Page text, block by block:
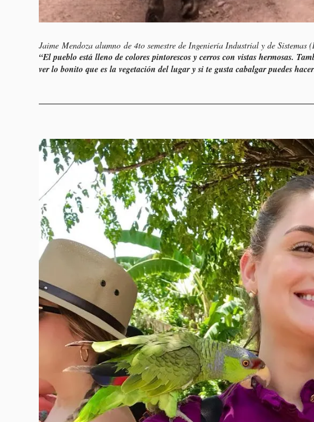
Jaime Mendoza alumno de 4to semestre de Ingeniería Industrial y de
“El pueblo está lleno de colores pintorescos y cerros con vistas hermosas.
ver lo bonito que es la vegetación del lugar y si te gusta cabalgar puedes